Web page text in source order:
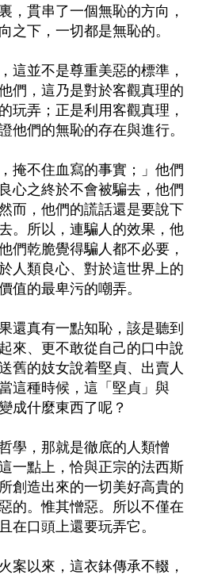
，貫串了一個無恥的方向，
之下，一切都是無恥的。
這並不是尊重美惡的標準，
們，這乃是對於客觀真理的
玩弄；正是利用客觀真理，
他們的無恥的存在與進行。
掩不住血寫的事實；」他們
心之終於不會被騙去，他們
而，他們的謊話還是要說下
。所以，連騙人的效果，他
們乾脆覺得騙人都不必要，
人類良心、對於這世界上的
值的最卑污的嘲弄。
還真有一點知恥，該是聽到
來、更不敢從自己的口中說
舊的妓女說着堅貞、出賣人
這種時候，這「堅貞」與
成什麼東西了呢？
學，那就是徹底的人類憎
一點上，恰與正宗的法西斯
創造出來的一切美好高貴的
的。惟其憎惡。所以不僅在
在口頭上還要玩弄它。
案以來，這衣鉢傳承不輟，